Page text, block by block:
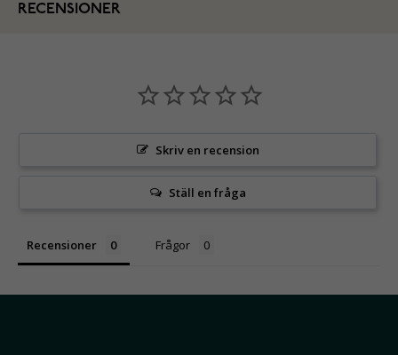
RECENSIONER
Skriv en recension
Ställ en fråga
Recensioner Frågor